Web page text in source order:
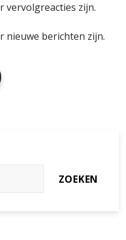
vervolgreacties zijn.
nieuwe berichten zijn.
ZOEKEN